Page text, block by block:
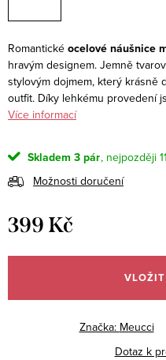
Romantické ocelové náušnice
hravým designem. Jemně
stylovým dojmem, který krásně
outfit. Díky lehkému provedení
Více informací
Skladem 3 pár
Možnosti doručení
399 Kč
cena:
Značka: Meucci
Dotaz k